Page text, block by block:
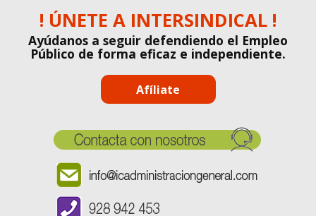
! ÚNETE A INTERSINDICAL !
Ayúdanos a seguir defendiendo el Empleo
Público de forma eficaz e independiente.
Afíliate